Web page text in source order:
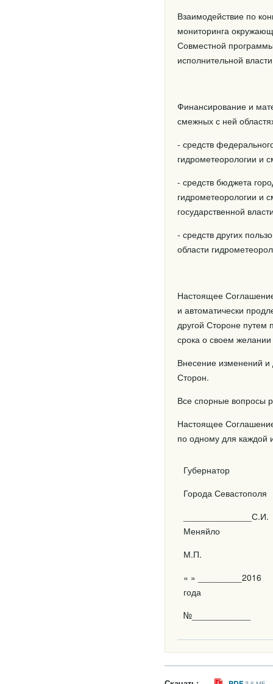
Взаимодействие по
мониторинга
Совместной
исполнительной
Финансирование и
смежных с ней
- средств
гидрометеорологии и
- средств бюджета
гидрометеорологии и
государственной
- средств других
области
Настоящее
и автоматически
другой Стороне путем
срока о своем желании
Внесение изменений
Сторон.
Все спорные вопросы
Настоящее
по одному для каждой
Губернатор
Города Севастополя
______________С.И.
Меняйло
М.П.
« » _________2016
года
№____________